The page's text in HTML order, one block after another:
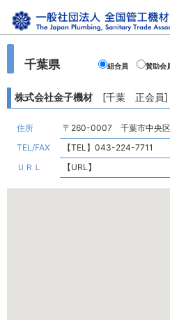
千葉県 組合員 賛助会
株式会社金子機材[千葉 正会員]
住所
〒260-0007 千葉市中央
TEL/FAX
【TEL】043-224-7711
ＵＲＬ
【URL】